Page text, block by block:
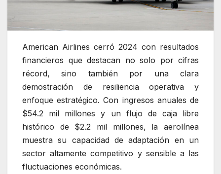
American Airlines cerró 2024 con resultados
financieros que destacan no solo por cifras
récord, sino también por una clara
demostración de resiliencia operativa y
enfoque estratégico. Con ingresos anuales de
$54.2 mil millones y un flujo de caja libre
histórico de $2.2 mil millones, la aerolínea
muestra su capacidad de adaptación en un
sector altamente competitivo y sensible a las
fluctuaciones económicas.